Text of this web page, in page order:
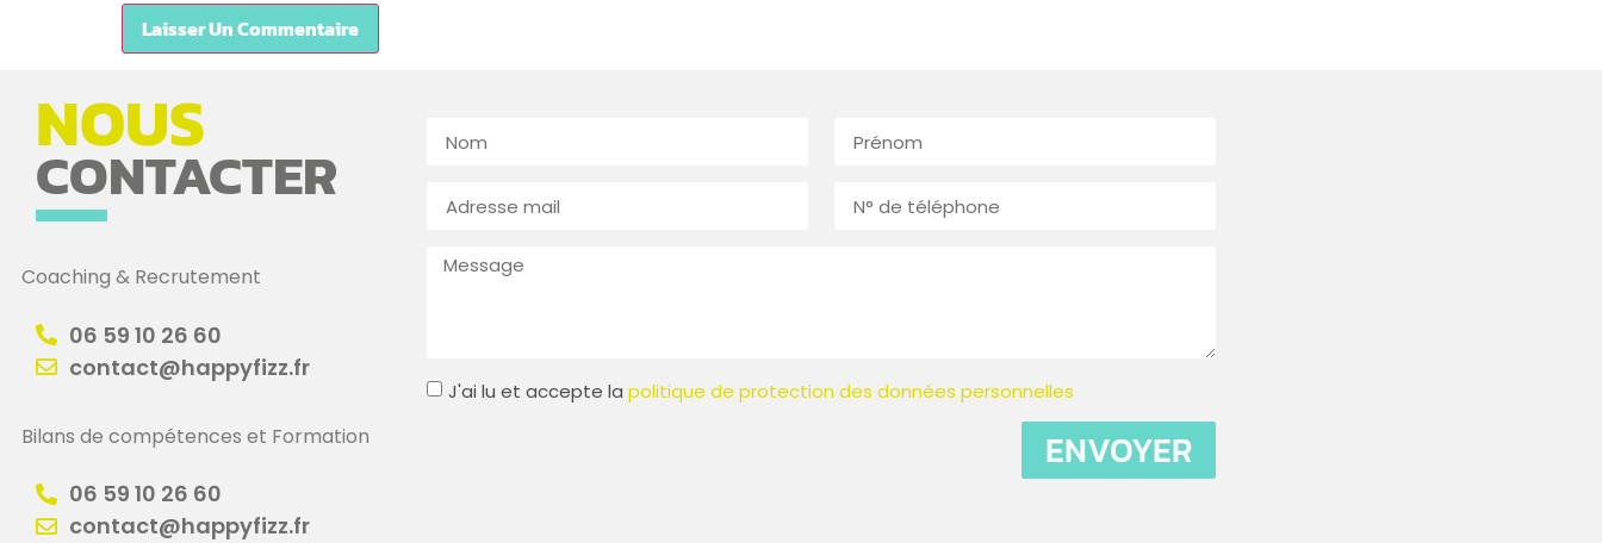
NOUS
CONTACTER
Coaching & Recrutement
06 59 10 26 60
contact@happyfizz.fr
Bilans de compétences et Formation
06 59 10 26 60
contact@happyfizz.fr
J'ai lu et accepte lapolitique de protection des données personnelles
ENVOYER